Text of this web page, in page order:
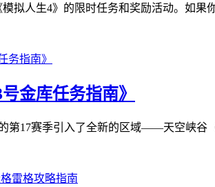
拟人生4》的限时任务和奖励活动。如
金库任务指南》
第17赛季引入了全新的区域——天空峡谷